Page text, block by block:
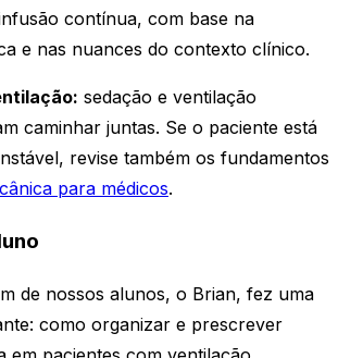
contínua, com base na
e nas nuances do contexto clínico.
sedação e ventilação
caminhar juntas. Se o paciente está
revise também os fundamentos
para médicos.
de nossos alunos, o Brian, fez uma
como organizar e prescrever